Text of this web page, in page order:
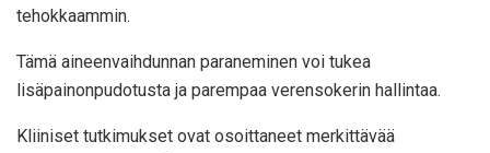
tehokkaammin.
Tämä aineenvaihdunnan paraneminen voi tukea
lisäpainonpudotusta ja parempaa verensokerin hallintaa.
Kliiniset tutkimukset ovat osoittaneet merkittävää